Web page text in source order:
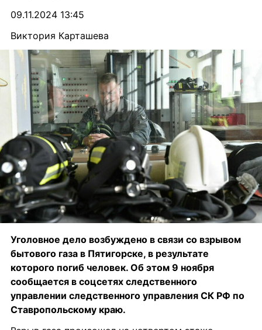
09.11.2024 13:45
Виктория Карташева
Уголовное дело возбуждено в связи со взрывом
бытового газа в Пятигорске, в результате
которого погиб человек. Об этом 9 ноября
сообщается в соцсетях следственного
управлении следственного управления СК РФ по
Ставропольскому краю.